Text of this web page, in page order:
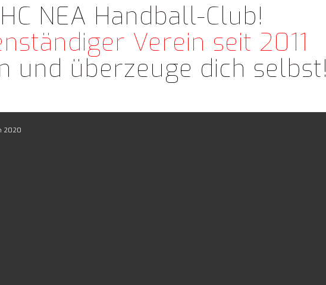
HC NEA Handball-Club!
Verein seit 2011
und überzeuge dich selbst!
2020